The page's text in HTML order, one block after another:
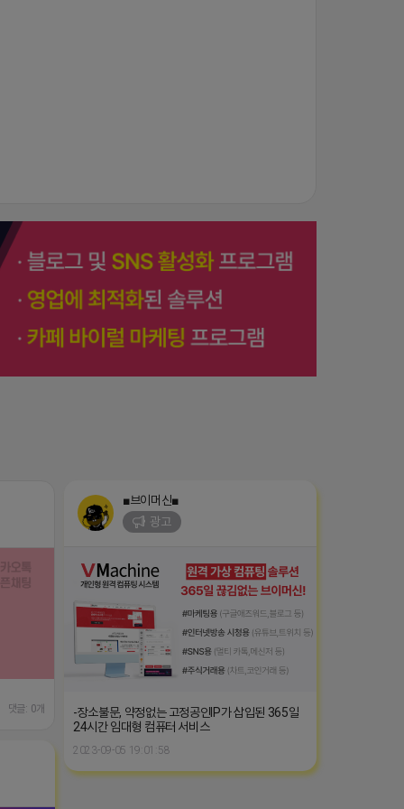
댓글: 0개
■브이머신■
광고
-장소불문, 약정없는 고정공인IP가 삽입된 365일
24시간 임대형 컴퓨터 서비스
2023-09-05 19:01:58